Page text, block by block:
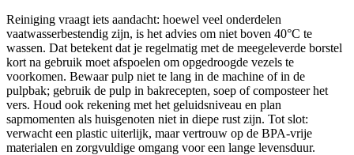
Reiniging vraagt iets aandacht: hoewel veel onderdelen
vaatwasserbestendig zijn, is het advies om niet boven 40°C te
wassen. Dat betekent dat je regelmatig met de meegeleverde borstel
kort na gebruik moet afspoelen om opgedroogde vezels te
voorkomen. Bewaar pulp niet te lang in de machine of in de
pulpbak; gebruik de pulp in bakrecepten, soep of composteer het
vers. Houd ook rekening met het geluidsniveau en plan
sapmomenten als huisgenoten niet in diepe rust zijn. Tot slot:
verwacht een plastic uiterlijk, maar vertrouw op de BPA-vrije
materialen en zorgvuldige omgang voor een lange levensduur.